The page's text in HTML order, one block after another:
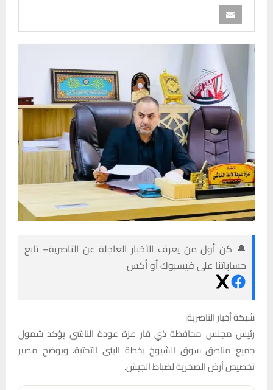
🔔 كن أول من يعرف الأخبار العاجلة عن الناصرية– تابع
حساباتنا على فيسبوك أو أكس
شبكة أخبار الناصرية:
رئيس مجلس محافظة ذي قار عزة عودة الناشي يؤكد شمول
جميع مناطق سوق الشيوخ بخطة البنى التحتية، ويوضح مصير
تخصيص أرض الصخرية لضباط الجيش.